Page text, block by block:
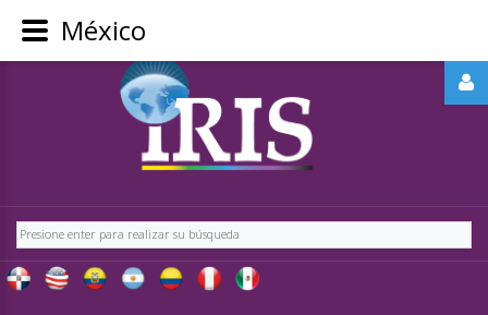
Buscar
REGÍSTRATE
OBTÉN
EXCLUSIVO
PARA
México